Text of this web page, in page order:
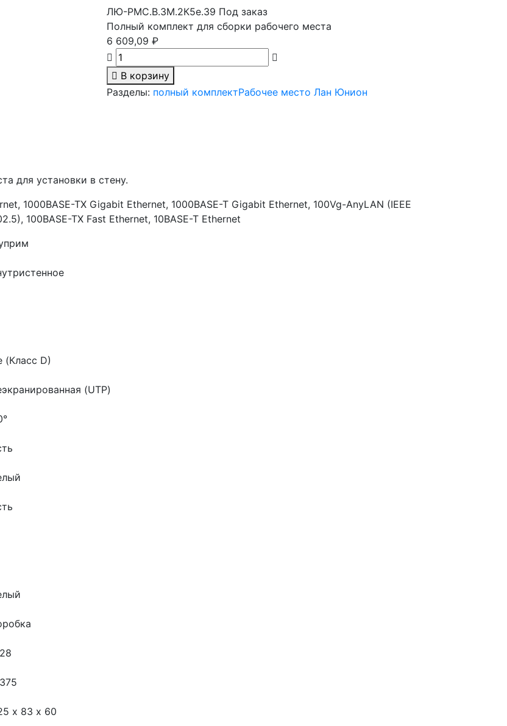
ЛЮ-РМС.В.3М.2К5e.39 Под заказ
Полный комплект для сборки рабочего места
6 609,09 ₽
В корзину
Разделы: полный комплектРабочее место Лан Юнион
для установки в стену.
1000BASE-TX Gigabit Ethernet, 1000BASE-T Gigabit Ethernet, 100Vg-AnyLAN (IEEE
100BASE-TX Fast Ethernet, 10BASE-T Ethernet
(Класс D)
(UTP)
х 83 х 60